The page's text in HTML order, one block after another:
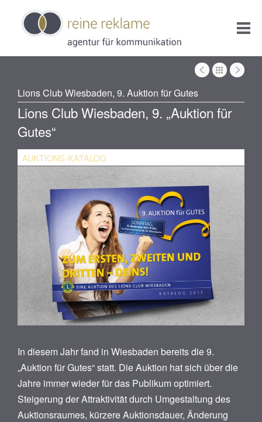
Lions Club Wiesbaden, 9. Auktion für Gutes
Lions Club Wiesbaden, 9. „Auktion für
Gutes“
AUKTIONS-KATALOG
In diesem Jahr fand in Wiesbaden bereits die 9.
„Auktion für Gutes“ statt. Die Auktion hat sich über die
Jahre immer wieder für das Publikum optimiert.
Steigerung der Attraktivität durch Umgestaltung des
Auktionsraumes, kürzere Auktionsdauer, Änderung